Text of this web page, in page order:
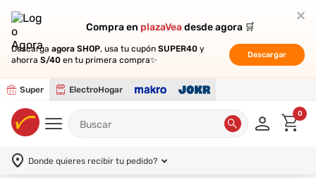
Compra en plazaVeadesde agora 🛒
Descarga agora SHOP, usa tu cupón SUPER40 y
ahorra S/40 en tu primera compra✨
Descargar
Super ElectroHogar
Compra en plazaVeadesde agora 🛒
Descarga agora SHOP, usa tu cupón SUPER40 y
ahorra S/40 en tu primera compra✨
Descargar
0
Donde quieres recibir tu pedido?